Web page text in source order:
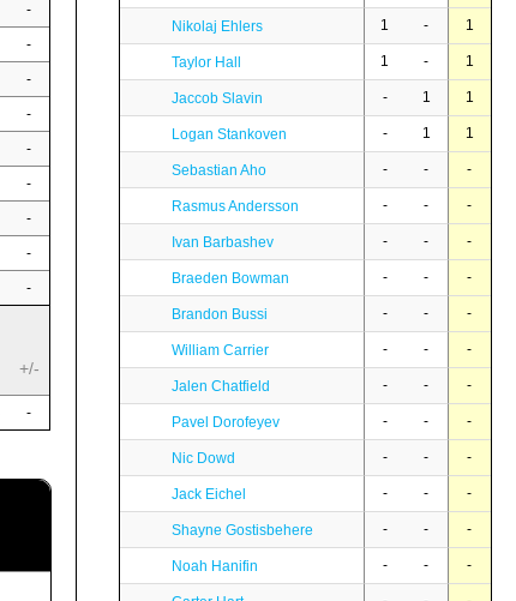
-
-
-
-
-
-
-
-
-
+/-
-
Nikolaj Ehlers 1 - 1
Taylor Hall 1 - 1
Jaccob Slavin - 1 1
Logan Stankoven - 1 1
Sebastian Aho - - -
Rasmus Andersson - - -
Ivan Barbashev - - -
Braeden Bowman - - -
Brandon Bussi - - -
William Carrier - - -
Jalen Chatfield - - -
Pavel Dorofeyev - - -
Nic Dowd - - -
Jack Eichel - - -
Shayne Gostisbehere - - -
Noah Hanifin - - -